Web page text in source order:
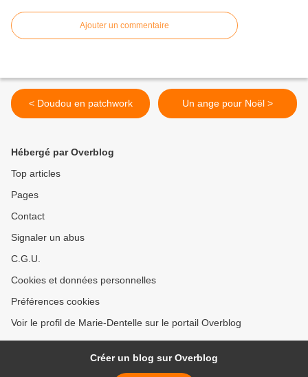
Ajouter un commentaire
< Doudou en patchwork Un ange pour Noël >
Hébergé par Overblog
Top articles
Pages
Contact
Signaler un abus
C.G.U.
Cookies et données personnelles
Préférences cookies
Voir le profil de Marie-Dentelle sur le portail Overblog
Créer un blog sur Overblog